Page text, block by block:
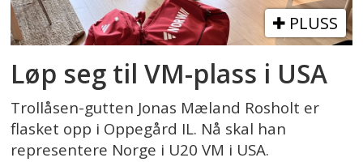
PLUSS
Løp seg til VM-plass i USA
Trollåsen-gutten Jonas Mæland Rosholt er
flasket opp i Oppegård IL. Nå skal han
representere Norge i U20 VM i USA.